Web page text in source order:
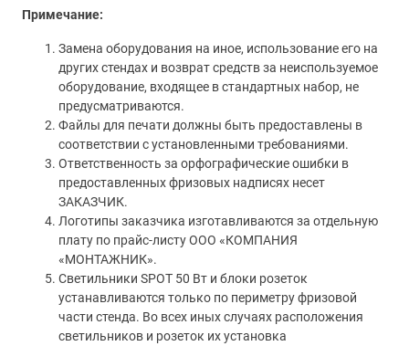
Примечание:
Замена оборудования на иное, использование его на
других стендах и возврат средств за неиспользуемое
оборудование, входящее в стандартных набор, не
предусматриваются.
Файлы для печати должны быть предоставлены в
соответствии с установленными требованиями.
Ответственность за орфографические ошибки в
предоставленных фризовых надписях несет
ЗАКАЗЧИК.
Логотипы заказчика изготавливаются за отдельную
плату по прайс-листу ООО «КОМПАНИЯ
«МОНТАЖНИК».
Светильники SPOT 50 Вт и блоки розеток
устанавливаются только по периметру фризовой
части стенда. Во всех иных случаях расположения
светильников и розеток их установка